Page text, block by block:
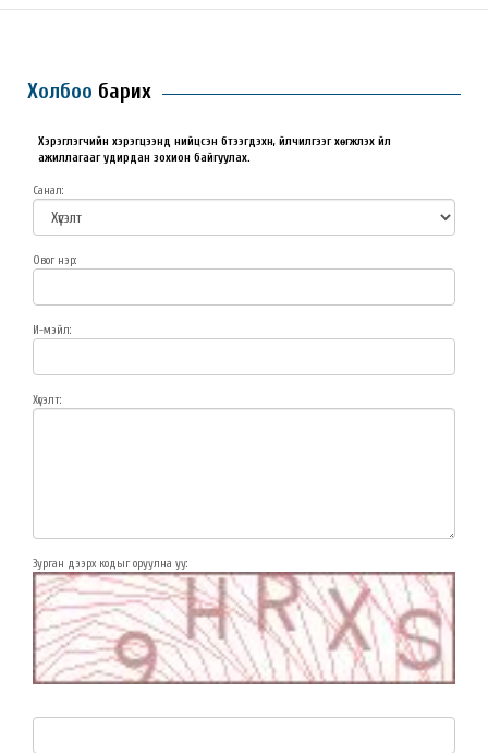
Холбоо барих
Хэрэглэгчийн хэрэгцээнд нийцсэн бүтээгдэхүүн, үйлчилгээг хөгжүүлэх үйл
ажиллагааг удирдан зохион байгуулах.
Санал:
Овог нэр:
И-мэйл:
Хүсэлт:
Зурган дээрх кодыг оруулна уу: